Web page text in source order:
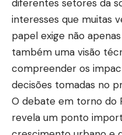
diferentes setores da
interesses que muitas
papel exige não
também uma visão
compreender os
decisões tomadas no
O debate em torno do
revela um ponto